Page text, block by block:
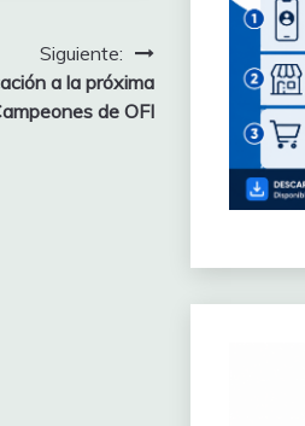
Siguiente:
a la próxima
de OFI